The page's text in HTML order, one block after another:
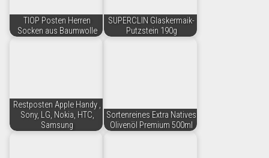
TIOP Posten Herren
Socken aus Baumwolle
SUPERCLIN Glaskermaik-
Putzstein 190g
Restposten Apple Handy ,
Sony, LG, Nokia, HTC,
Samsung
Sortenreines Extra Natives
Olivenöl Premium 500ml